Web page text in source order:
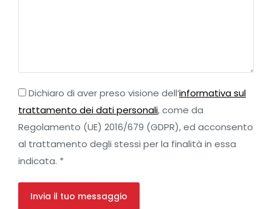
Dichiaro di aver preso visione dell’informativa sul
trattamento dei dati personali, come da
Regolamento (UE) 2016/679 (GDPR), ed acconsento
al trattamento degli stessi per la finalità in essa
indicata. *
Invia il tuo messaggio